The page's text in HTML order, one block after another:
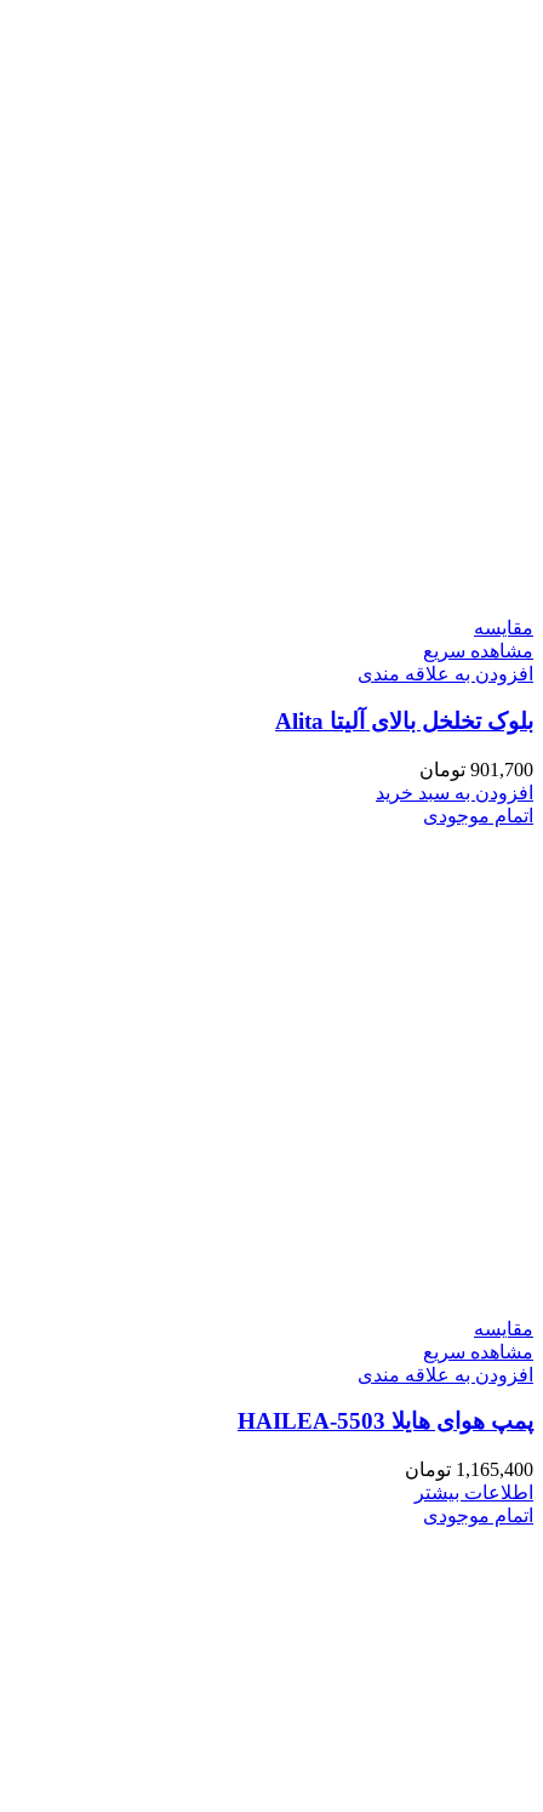
مقایسه
مشاهده سریع
افزودن به علاقه مندی
بلوک تخلخل بالای آلیتا Alita
901,700 تومان
افزودن به سبد خرید
اتمام موجودی
مقایسه
مشاهده سریع
افزودن به علاقه مندی
پمپ هوای هایلا HAILEA-5503
1,165,400 تومان
اطلاعات بیشتر
اتمام موجودی